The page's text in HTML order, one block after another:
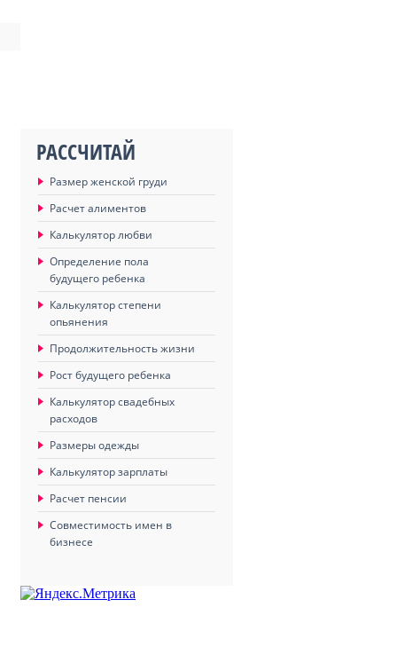
РАССЧИТАЙ
Размер женской груди
Расчет алиментов
Калькулятор любви
Определение пола
будущего ребенка
Калькулятор степени
опьянения
Продолжительность жизни
Рост будущего ребенка
Калькулятор свадебных
расходов
Размеры одежды
Калькулятор зарплаты
Расчет пенсии
Совместимость имен в
бизнесе